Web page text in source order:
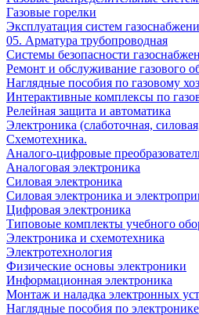
Газовые горелки
Эксплуатация систем
05. Арматура трубопроводная
Системы безопасности
Ремонт и обслуживание газового
Наглядные пособия по газовому
Интерактивные комплексы по
Релейная защита и автоматика
Электроника (слаботочная,
Схемотехника.
Аналого-цифровые
Аналоговая электроника
Cиловая электроника
Cиловая электроника и
Цифровая электроника
Типовоые комплекты учебного
Электроника и схемотехника
Электротехнология
Физические основы электроники
Информационная электроника
Монтаж и наладка электронных
Наглядные пособия по электронике